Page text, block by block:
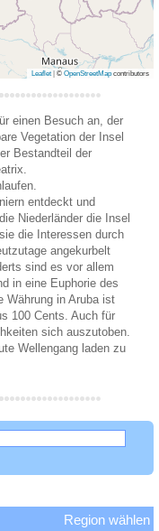
Leaflet © OpenStreetMap contributors
einen Besuch an, der
Vegetation der Insel
Bestandteil der
entdeckt und
Niederländer die Insel
die Interessen durch
angekurbelt
sind es vor allem
in eine Euphorie des
Währung in Aruba ist
100 Cents. Auch für
sich auszutoben.
Wellengang laden zu
Region wählen